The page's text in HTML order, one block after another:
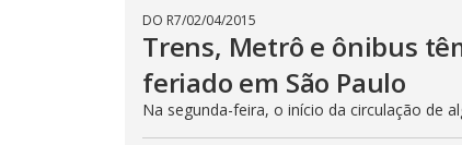
DO R7/02/04/2015
Trens, Metrô e ônibus
feriado em São Paulo
Na segunda-feira, o início da circulação de